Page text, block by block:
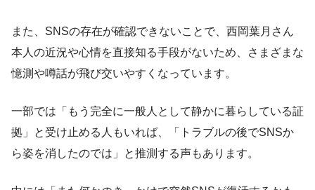
また、SNSの存在が確認できないことで、西岡葉月さん
本人の近況や心情を直接知る手段がないため、さまざまな
憶測や噂話が飛び交いやすくなっています。
一部では「もう完全に一般人として静かに暮らしている証
拠」と受け止める人もいれば、「トラブルの後でSNSか
ら姿を消したのでは」と推測する声もあります。